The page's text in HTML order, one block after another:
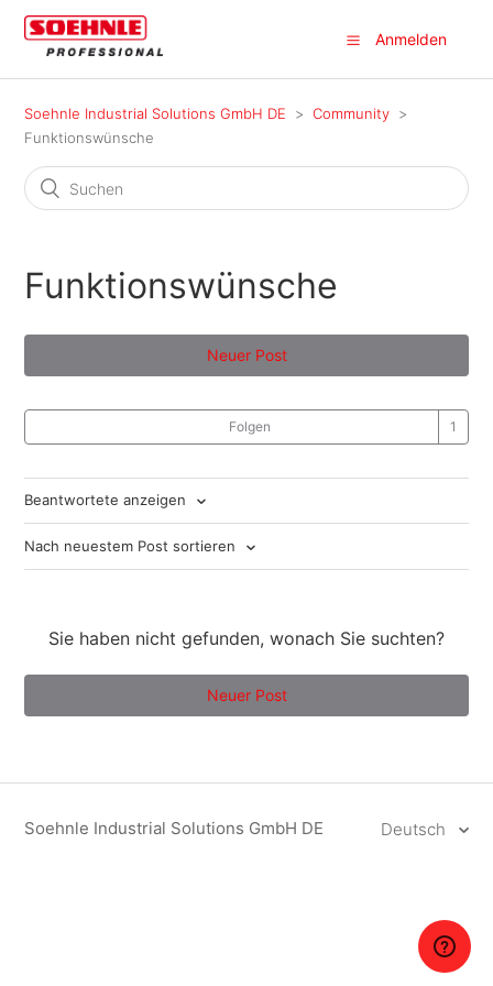
Anmelden
Soehnle Industrial Solutions GmbH DE
Community
Funktionswünsche
Funktionswünsche
Neuer Post
Folgen
Beantwortete anzeigen
Nach neuestem Post sortieren
Sie haben nicht gefunden, wonach Sie suchten?
Neuer Post
Soehnle Industrial Solutions GmbH DE Deutsch